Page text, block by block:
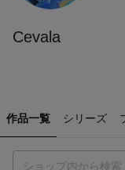
Cevala
作品一覧 シリーズ